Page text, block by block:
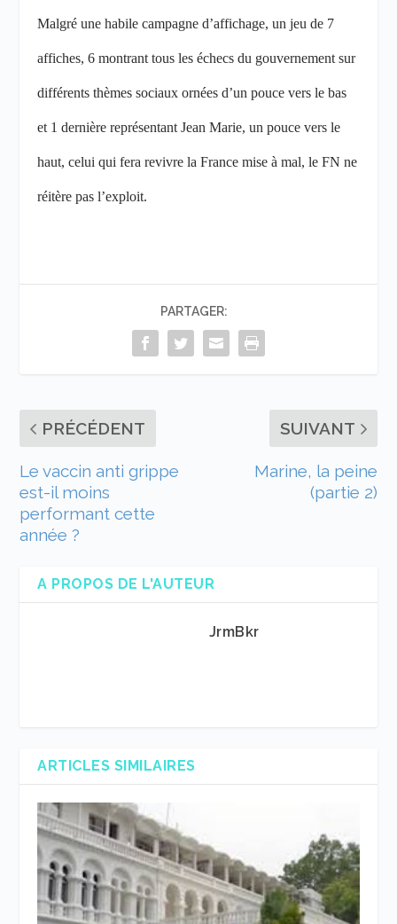
Malgré une habile campagne d’affichage, un jeu de 7
affiches, 6 montrant tous les échecs du gouvernement sur
différents thèmes sociaux ornées d’un pouce vers le bas
et 1 dernière représentant Jean Marie, un pouce vers le
haut, celui qui fera revivre la France mise à mal, le FN ne
réitère pas l’exploit.
PARTAGER:
PRÉCÉDENT
Le vaccin anti grippe
est-il moins
performant cette
année ?
SUIVANT
Marine, la peine
(partie 2)
A PROPOS DE L'AUTEUR
JrmBkr
ARTICLES SIMILAIRES